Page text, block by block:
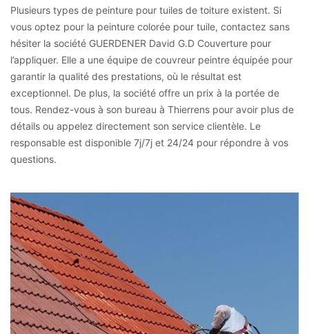
Plusieurs types de peinture pour tuiles de toiture existent. Si
vous optez pour la peinture colorée pour tuile, contactez sans
hésiter la société GUERDENER David G.D Couverture pour
l’appliquer. Elle a une équipe de couvreur peintre équipée pour
garantir la qualité des prestations, où le résultat est
exceptionnel. De plus, la société offre un prix à la portée de
tous. Rendez-vous à son bureau à Thierrens pour avoir plus de
détails ou appelez directement son service clientèle. Le
responsable est disponible 7j/7j et 24/24 pour répondre à vos
questions.